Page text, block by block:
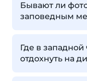
Бывают ли
заповедным
Где в
отдохнуть на